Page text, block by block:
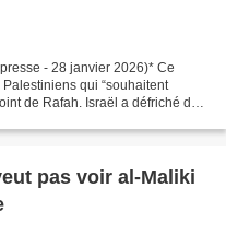
- 28 janvier 2026)* Ce
qui “souhaitent
de Rafah. Israël a défriché des
pas voir al-Maliki